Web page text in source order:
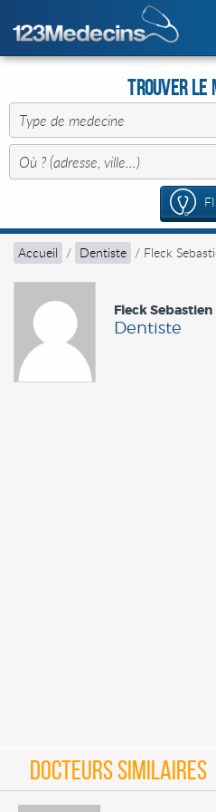
Trouver le
Accueil / Dentiste / Fleck
Fleck Sebastien
Dentiste
DOCTEURS SIMILAIRES